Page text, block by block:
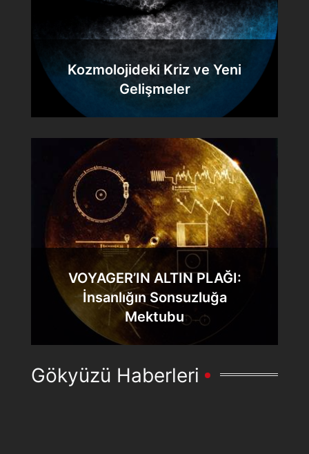
Kozmolojideki Kriz ve Yeni
Gelişmeler
VOYAGER’IN ALTIN PLAĞI:
İnsanlığın Sonsuzluğa
Mektubu
Gökyüzü Haberleri